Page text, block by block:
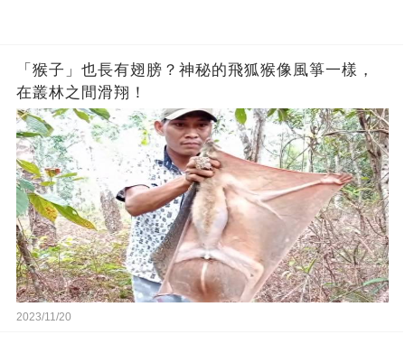
「猴子」也長有翅膀？神秘的飛狐猴像風箏一樣，
在叢林之間滑翔！
2023/11/20